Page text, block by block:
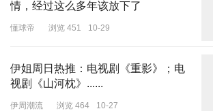
情，经过这么多年该放下了
懂球帝 浏览 451 10-29
伊姐周日热推：电视剧《重影》；电
视剧《山河枕》......
伊周潮流 浏览 464 10-27